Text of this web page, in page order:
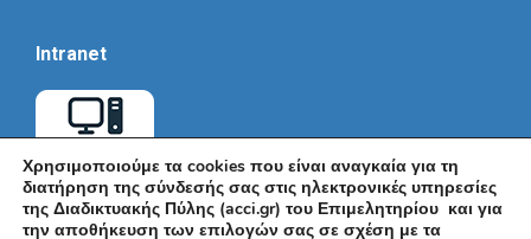
Intranet
Χρησιμοποιούμε τα cookies που είναι αναγκαία για τη
διατήρηση της σύνδεσής σας στις ηλεκτρονικές υπηρεσίες
της Διαδικτυακής Πύλης (acci.gr) του Επιμελητηρίου και για
την αποθήκευση των επιλογών σας σε σχέση με τα